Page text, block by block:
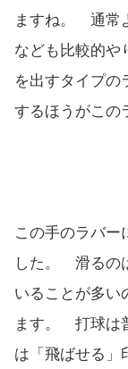
ますね。 通常
なども比較的
を出すタイプの
するほうがこの
この手のラバー
した。 滑るの
いることが多い
ます。 打球は
は「飛ばせる」